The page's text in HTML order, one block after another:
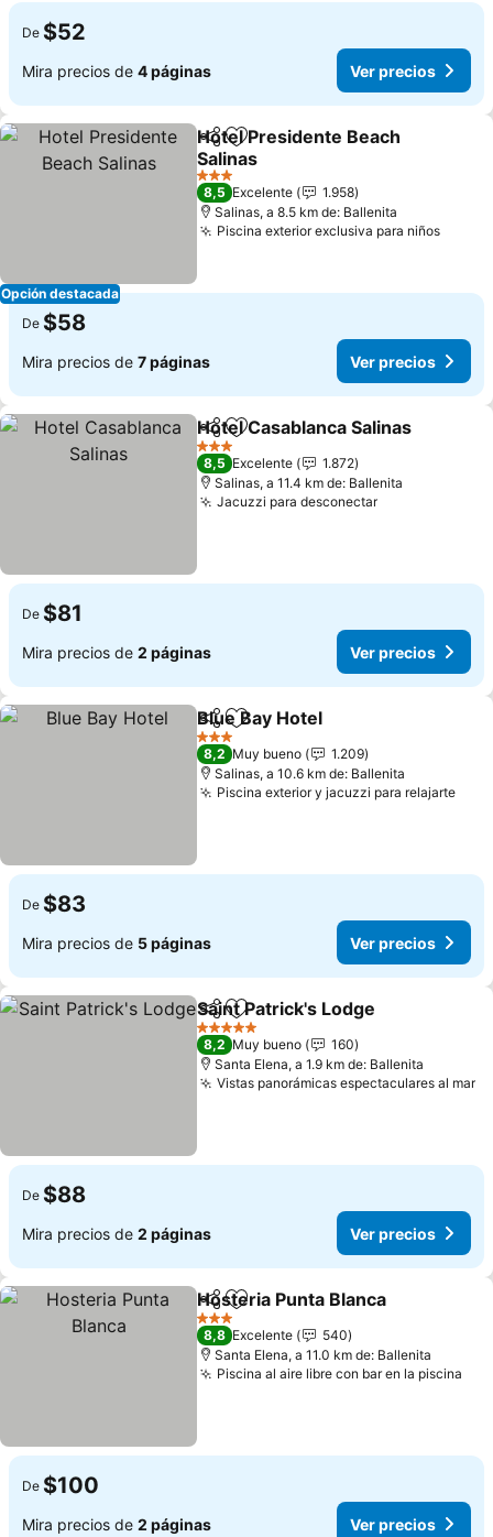
De $52
Mira precios de 4 páginas Ver precios
Opción destacada
CompartirAgregar a favoritos
Hotel Presidente Beach
Salinas
3 Estrellas
8,5 Excelente
1.958
Salinas, a 8.5 km de: Ballenita
Piscina exterior exclusiva para niños
De $58
Mira precios de 7 páginas Ver precios
CompartirAgregar a favoritos
Hotel Casablanca Salinas
3 Estrellas
8,5 Excelente
1.872
Salinas, a 11.4 km de: Ballenita
Jacuzzi para desconectar
De $81
Mira precios de 2 páginas Ver precios
CompartirAgregar a favoritos
Blue Bay Hotel
3 Estrellas
8,2 Muy bueno
1.209
Salinas, a 10.6 km de: Ballenita
Piscina exterior y jacuzzi para relajarte
De $83
Mira precios de 5 páginas Ver precios
CompartirAgregar a favoritos
Saint Patrick's Lodge
5 Estrellas
8,2 Muy bueno
160
Santa Elena, a 1.9 km de: Ballenita
Vistas panorámicas espectaculares al mar
De $88
Mira precios de 2 páginas Ver precios
CompartirAgregar a favoritos
Hosteria Punta Blanca
3 Estrellas
8,8 Excelente
540
Santa Elena, a 11.0 km de: Ballenita
Piscina al aire libre con bar en la piscina
De $100
Mira precios de 2 páginas Ver precios